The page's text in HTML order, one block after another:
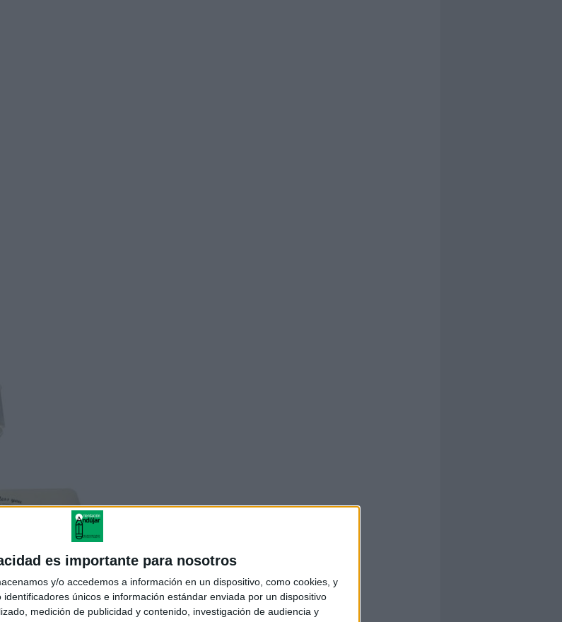
es importante para nosotros
y/o accedemos a información en un dispositivo, como cookies, y
únicos e información estándar enviada por un dispositivo
medición de publicidad y contenido, investigación de audiencia y